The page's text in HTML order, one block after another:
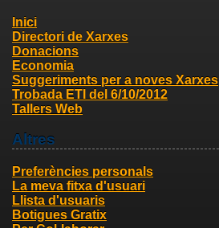
Inici
Directori de Xarxes
Donacions
Economia
Suggeriments per a noves Xarxes
Trobada ETI del 6/10/2012
Tallers Web
Altres
Preferències personals
La meva fitxa d'usuari
Llista d'usuaris
Botigues Gratix